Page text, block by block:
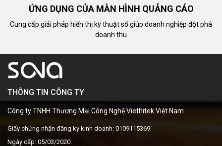
ỨNG DỤNG CỦA MÀN HÌNH QUẢNG CÁO
Cung cấp giải pháp hiển thị kỹ thuật số giúp doanh nghiệp đột phá
doanh thu
THÔNG TIN CÔNG TY
Công ty TNHH Thương Mại Công Nghệ Viethitek Việt Nam
Giấy chứng nhận đăng ký kinh doanh: 0109115369
Ngày cấp: 05/03/2020.